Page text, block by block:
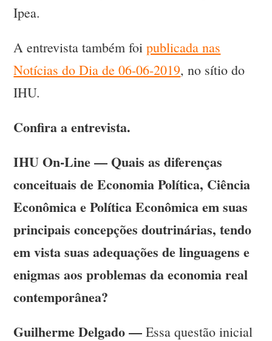
Ipea.
A entrevista também foipublicada nas
Notícias do Dia de 06-06-2019, no sítio do
IHU.
Confira a entrevista.
IHU On-Line — Quais as diferenças
conceituais de Economia Política, Ciência
Econômica e Política Econômica em suas
principais concepções doutrinárias, tendo
em vista suas adequações de linguagens e
enigmas aos problemas da economia real
contemporânea?
Guilherme Delgado — Essa questão inicial